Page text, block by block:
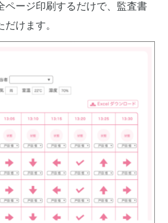
ページ印刷するだけで、監査書
けます。